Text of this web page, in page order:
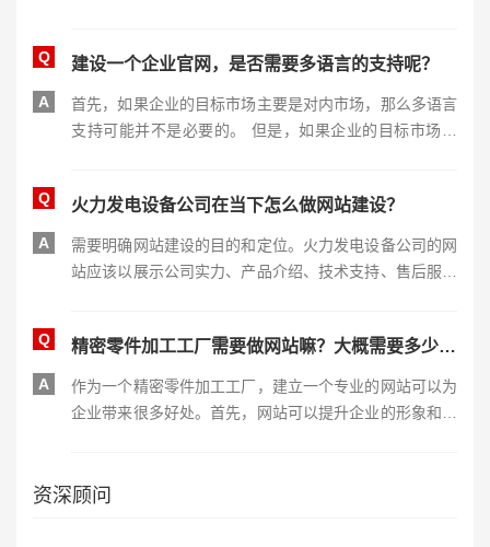
Q
建设一个企业官网，是否需要多语言的支持呢？
A
首先，如果企业的目标市场主要是对内市场，那么多语言
支持可能并不是必要的。 但是，如果企业的目标市场包
和服务，从而影响了企业的市场拓展。
Q 火力发电设备公司在当下怎么做网站建设？
A
需要明确网站建设的目的和定位。火力发电设备公司的网
站应该以展示公司实力、产品介绍、技术支持、售后服务
Q
精密零件加工工厂需要做网站嘛？大概需要多少钱？
A
作为一个精密零件加工工厂，建立一个专业的网站可以为
企业带来很多好处。首先，网站可以提升企业的形象和知
渠道，提高客户满意度和忠诚度。此外，通过网站还可以
资深顾问